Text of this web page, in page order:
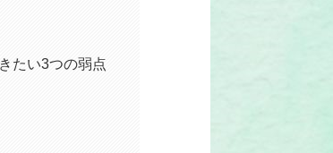
たい3つの弱点